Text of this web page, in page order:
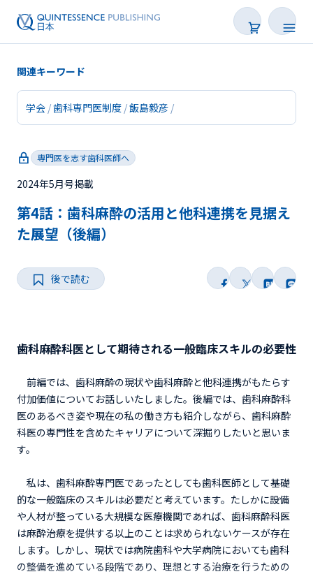
新着
連載
関連キーワード
学会 歯科専門医制度 飯島毅彦
専門医を志す歯科医師へ
2024年5月号掲載
第4話：歯科麻酔の活用と他科連携を見据え
た展望（後編）
後で読む
歯科麻酔科医として期待される一般臨床スキルの必要性
前編では、歯科麻酔の現状や歯科麻酔と他科連携がもたらす
付加価値についてお話しいたしました。後編では、歯科麻酔科
医のあるべき姿や現在の私の働き方も紹介しながら、歯科麻酔
科医の専門性を含めたキャリアについて深掘りしたいと思いま
す。
私は、歯科麻酔専門医であったとしても歯科医師として基礎
的な一般臨床のスキルは必要だと考えています。たしかに設備
や人材が整っている大規模な医療機関であれば、歯科麻酔科医
は麻酔治療を提供する以上のことは求められないケースが存在
します。しかし、現状では病院歯科や大学病院においても歯科
の整備を進めている段階であり、理想とする治療を行うための